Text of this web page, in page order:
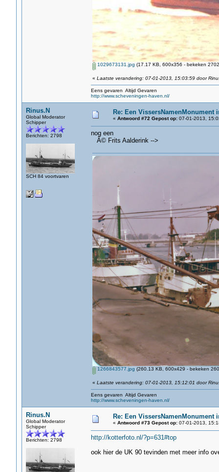
1029673131.jpg (17.17 KB, 600x356 - bekeken
« Laatste verandering: 07-01-2013, 15:03:59 door
Eens gevaren Altijd Gevaren
http://www.scheveningen-haven.nl/
Rinus.N
Global Moderator
Schipper
Berichten: 2798
SCH 84 voortvaren
Re: Een VissersNamenMonument
« Antwoord #72 Gepost op:07-01-2013,
nog een
Â© Frits Aalderink -->
1266843577.jpg (260.13 KB, 600x429 - bekeken
« Laatste verandering: 07-01-2013, 15:12:01 door
Eens gevaren Altijd Gevaren
http://www.scheveningen-haven.nl/
Rinus.N
Global Moderator
Schipper
Berichten: 2798
Re: Een VissersNamenMonument
« Antwoord #73 Gepost op:07-01-2013,
http://kotterfoto.nl/?p=631#top
ook hier de UK 90 tevinden met meer info